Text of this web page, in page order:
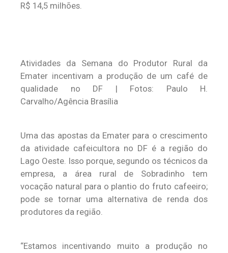
R$ 14,5 milhões.
Atividades da Semana do Produtor Rural da
Emater incentivam a produção de um café de
qualidade no DF | Fotos: Paulo H.
Carvalho/Agência Brasília
Uma das apostas da Emater para o crescimento
da atividade cafeicultora no DF é a região do
Lago Oeste. Isso porque, segundo os técnicos da
empresa, a área rural de Sobradinho tem
vocação natural para o plantio do fruto cafeeiro;
pode se tornar uma alternativa de renda dos
produtores da região.
“Estamos incentivando muito a produção no